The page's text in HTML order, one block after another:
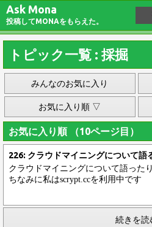
Ask Mona
投稿してMONAをもらえた。
トピック一覧 : 採掘
みんなのお気に入り
お気に入り順 ▽
お気に入り順 （10ページ目）
226: クラウドマイニングについて語
クラウドマイニングについて語った
ちなみに私はscrypt.ccを利用中です
続きを読